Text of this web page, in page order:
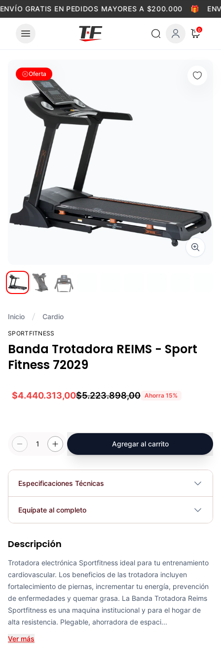
Skip to content
GRATIS EN PEDIDOS MAYORES A $200.000 🎁
0
Oferta
Zoom
Inicio Cardio
SPORTFITNESS
Banda Trotadora REIMS - Sport
Fitness 72029
$4.440.313,00$5.223.898,00 Ahorra 15%
1 Agregar al carrito
Especificaciones Técnicas
Dimensiones
Profundidad: 195 cm Alto; 150.5 cm.
Ancho; 87 cm.
Peso máx. usuario
Potencia motor 2.5 Real HP (DC).
Conectividad 110 Voltios.
Plegable
Equípate al completo
COP 4,200,296.00
Banda Trotadora Montpellier - Sport Fitness 72030
COP 5,448,969.00
Descripción
Trotadora electrónica Sportfitness ideal para tu entrenamiento
cardiovascular. Los beneficios de las trotadora incluyen
fortalecimiento de piernas, incrementar tu energía, prevención
de enfermedades y quemar grasa. La Banda Trotadora Reims
Sportfitness es una maquina institucional y para el hogar de
alta resistencia. Plegable, ahorradora de espaci...
Ver más